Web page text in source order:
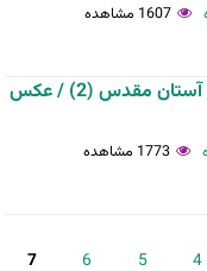
1607 مشاهده
مراسم مسلمیه در آستان مقدس (2) / عکس
1773 مشاهده
4
5
6
7